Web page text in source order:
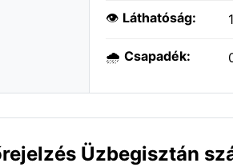
👁️ Láthatóság:
🌧️ Csapadék:
Üzbegisztán